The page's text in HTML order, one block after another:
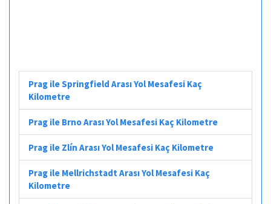
Prag ile Springfield Arası Yol Mesafesi Kaç
Kilometre
Prag ile Brno Arası Yol Mesafesi Kaç Kilometre
Prag ile Zlín Arası Yol Mesafesi Kaç Kilometre
Prag ile Mellrichstadt Arası Yol Mesafesi Kaç
Kilometre